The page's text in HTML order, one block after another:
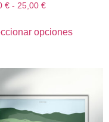
€ - 25,00 €
opciones